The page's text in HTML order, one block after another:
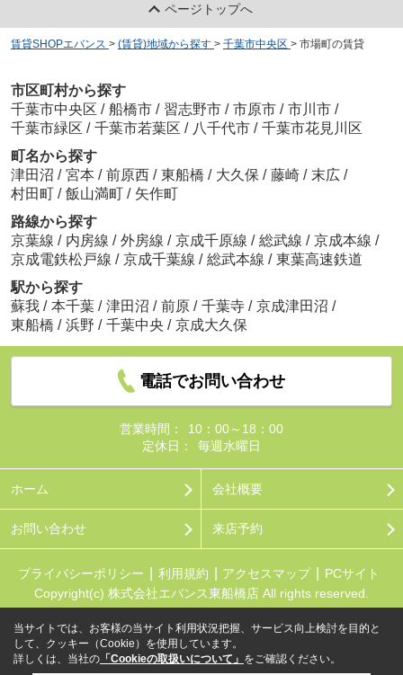
ページトップへ
賃貸SHOPエバンス > (賃貸)地域から探す > 千葉市中央区 > 市場町の賃貸
市区町村から探す
千葉市中央区 / 船橋市 / 習志野市 / 市原市 / 市川市 /
千葉市緑区 / 千葉市若葉区 / 八千代市 / 千葉市花見川区
町名から探す
津田沼 / 宮本 / 前原西 / 東船橋 / 大久保 / 藤崎 / 末広 /
村田町 / 飯山満町 / 矢作町
路線から探す
京葉線 / 内房線 / 外房線 / 京成千原線 / 総武線 / 京成本線 /
京成電鉄松戸線 / 京成千葉線 / 総武本線 / 東葉高速鉄道
駅から探す
蘇我 / 本千葉 / 津田沼 / 前原 / 千葉寺 / 京成津田沼 /
東船橋 / 浜野 / 千葉中央 / 京成大久保
電話でお問い合わせ
営業時間：
10：00～18：00
定休日：
毎週水曜日
ホーム 会社概要
お問い合わせ 来店予約
プライバシーポリシー 利用規約 アクセスマップ
PCサイト
Copyright(c) 株式会社エバンス東船橋店 All rights reserved.
当サイトでは、お客様の当サイト利用状況把握、サービス向上検討を目的と
して、クッキー（Cookie）を使用しています。
詳しくは、当社の 「Cookieの取扱いについて」 をご確認ください。